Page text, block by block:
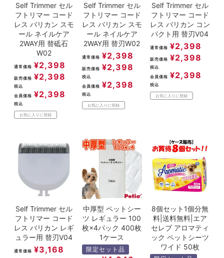
Self Trimmer セル
フトリマー コード
レス バリカン スモ
ール ネイルケア
2WAY用 替砥石
W02
通常価格 ¥2,398
販売価格 ¥2,398
税込
会員価格 ¥2,398
税込
お気に入りに登録
Self Trimmer セル
フトリマー コード
レス バリカン スモ
ール ネイルケア
2WAY用 替刃W02
通常価格 ¥2,398
販売価格 ¥2,398
税込
会員価格 ¥2,398
税込
お気に入りに登録
Self Trimmer セル
フトリマー コード
レス バリカン コン
パクト用 替刃V04
通常価格 ¥2,398
販売価格 ¥2,398
税込
会員価格 ¥2,398
税込
お気に入りに登録
Self Trimmer セル
フトリマー コード
レス バリカン レギ
ュラー用 替刃V04
通常価格 ¥3,168
中厚型 ペットシー
ツ レギュラー 100
枚×4パック 400枚
1ケース
限定セット品
8個セット1個分無
料|送料無料|エア
セレブ アロマティ
ック ペットシーツ
ワイド 50枚